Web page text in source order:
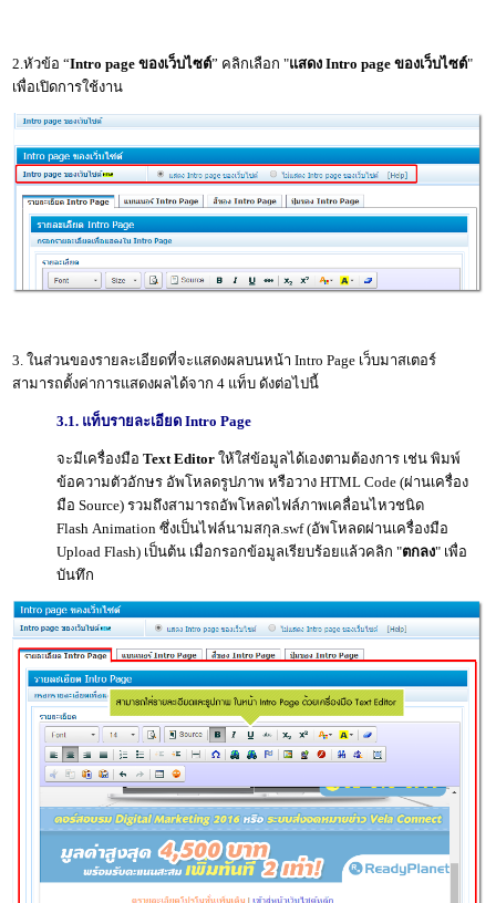
2.หัวข้อ “Intro page ของเว็บไซต์” คลิกเลือก "แสดง Intro page ของเว็บไซต์"
เพื่อเปิดการใช้งาน
3. ในส่วนของรายละเอียดที่จะแสดงผลบนหน้า Intro Page เว็บมาสเตอร์
สามารถตั้งค่าการแสดงผลได้จาก 4 แท็บ ดังต่อไปนี้
3.1. แท็บรายละเอียด Intro Page
จะมีเครื่องมือ Text Editorให้ใส่ข้อมูลได้เองตามต้องการ เช่น พิมพ์
ข้อความตัวอักษร อัพโหลดรูปภาพ หรือวาง HTML Code (ผ่านเครื่อง
มือ Source) รวมถึงสามารถอัพโหลดไฟล์ภาพเคลื่อนไหวชนิด
Flash Animation ซึ่งเป็นไฟล์นามสกุล.swf (อัพโหลดผ่านเครื่องมือ
Upload Flash) เป็นต้น เมื่อกรอกข้อมูลเรียบร้อยแล้วคลิก "ตกลง" เพื่อ
บันทึก